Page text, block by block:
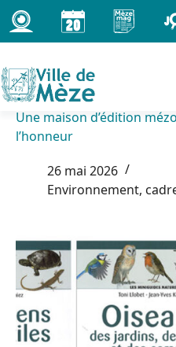
Passer
au
contenu
Une maison d’édition
l’honneur
26 mai 2026
Environnement,